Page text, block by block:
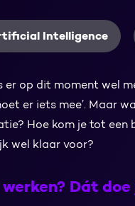
Intelligence
er op dit moment wel
er iets mee’. Maar
Hoe kom je tot een
wel klaar voor?
Dát